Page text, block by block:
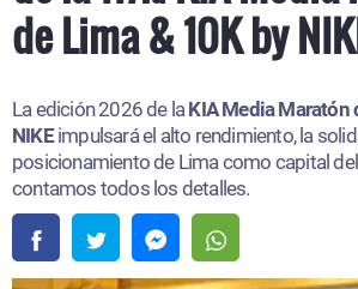
de Lima & 10K by
La edición 2026 de la KIA Media Maratón
NIKEimpulsará el alto rendimiento, la
posicionamiento de Lima como capital
contamos todos los detalles.